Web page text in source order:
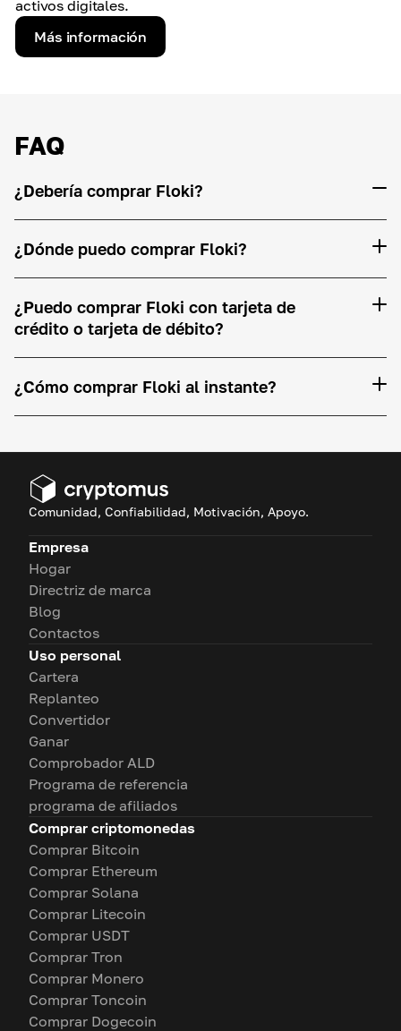
activos digitales.
Más información
FAQ
¿Debería comprar Floki?
¿Dónde puedo comprar Floki?
¿Puedo comprar Floki con tarjeta de
crédito o tarjeta de débito?
¿Cómo comprar Floki al instante?
Comunidad, Confiabilidad, Motivación, Apoyo.
Empresa
Hogar
Directriz de marca
Blog
Contactos
Uso personal
Cartera
Replanteo
Convertidor
Ganar
Comprobador ALD
Programa de referencia
programa de afiliados
Comprar criptomonedas
Comprar Bitcoin
Comprar Ethereum
Comprar Solana
Comprar Litecoin
Comprar USDT
Comprar Tron
Comprar Monero
Comprar Toncoin
Comprar Dogecoin